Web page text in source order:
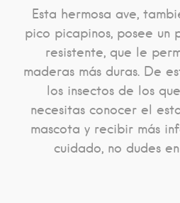
Esta hermosa ave,
pico picapinos, posee un
resistente, que le
maderas más duras. De
los insectos de los
necesitas conocer el
mascota y recibir más
cuidado, no dudes